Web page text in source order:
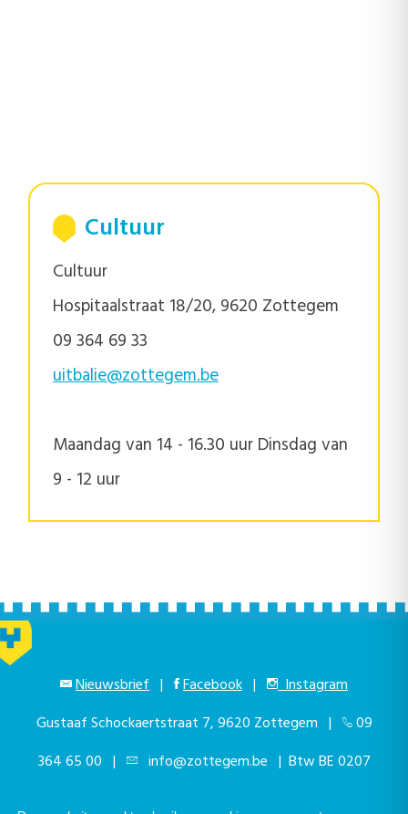
Cultuur
Cultuur
Hospitaalstraat 18/20, 9620 Zottegem
09 364 69 33
uitbalie@zottegem.be
Maandag van 14 - 16.30 uur Dinsdag van
9 - 12 uur
Nieuwsbrief | Facebook |
Instagram
Gustaaf Schockaertstraat 7, 9620 Zottegem |
09
364 65 00 | info@zottegem.be | Btw BE 0207